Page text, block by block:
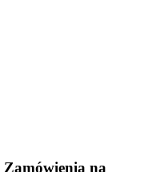
Zamówienia na